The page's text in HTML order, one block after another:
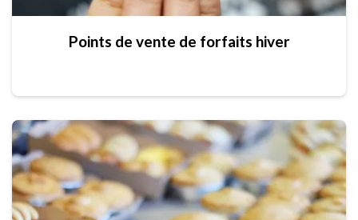
Points de vente de forfaits hiver